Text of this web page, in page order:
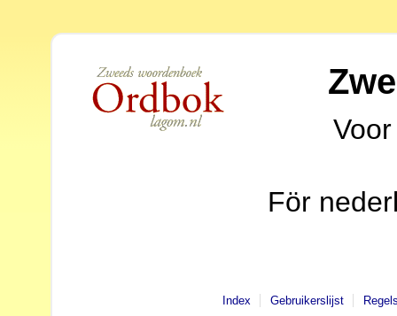
För
Index Gebruikerslijst